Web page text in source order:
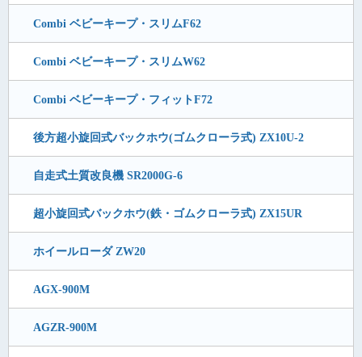
Combi ベビーキープ・スリムF62
Combi ベビーキープ・スリムW62
Combi ベビーキープ・フィットF72
後方超小旋回式バックホウ(ゴムクローラ式) ZX10U-2
自走式土質改良機 SR2000G-6
超小旋回式バックホウ(鉄・ゴムクローラ式) ZX15UR
ホイールローダ ZW20
AGX-900M
AGZR-900M